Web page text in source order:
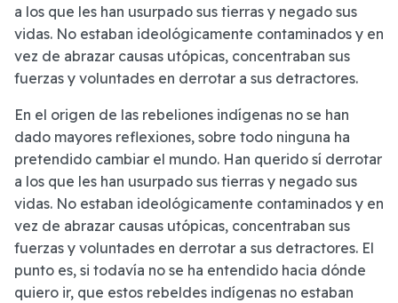
a los que les han usurpado sus tierras y negado sus
vidas. No estaban ideológicamente contaminados y en
vez de abrazar causas utópicas, concentraban sus
fuerzas y voluntades en derrotar a sus detractores.
En el origen de las rebeliones indígenas no se han
dado mayores reflexiones, sobre todo ninguna ha
pretendido cambiar el mundo. Han querido sí derrotar
a los que les han usurpado sus tierras y negado sus
vidas. No estaban ideológicamente contaminados y en
vez de abrazar causas utópicas, concentraban sus
fuerzas y voluntades en derrotar a sus detractores. El
punto es, si todavía no se ha entendido hacia dónde
quiero ir, que estos rebeldes indígenas no estaban